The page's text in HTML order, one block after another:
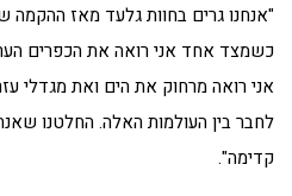
"אנחנו גרים בחוות גלעד מאז
כשמצד אחד אני רואה את הכפרים
אני רואה מרחוק את הים ואת מגדלי
לחבר בין העולמות האלה. החלטנו
קדימה".